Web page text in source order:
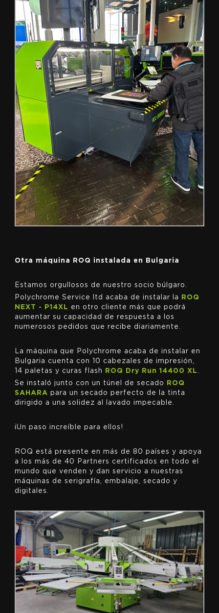
Otra máquina ROQ instalada en Bulgaria
Estamos orgullosos de nuestro socio búlgaro.
Polychrome Service ltd acaba de instalar la
ROQ
NEXT - P14XL en otro cliente más que podrá
aumentar su capacidad de respuesta a los
numerosos pedidos que recibe diariamente.
La máquina que Polychrome acaba de instalar en
Bulgaria cuenta con 10 cabezales de impresión,
14 paletas y curas flash
ROQ Dry Run 14400 XL.
Se instaló junto con un túnel de secado
ROQ
SAHARA para un secado perfecto de la tinta
dirigido a una solidez al lavado impecable.
¡Un paso increíble para ellos!
ROQ está presente en más de 80 países y apoya
a los más de 40 Partners certificados en todo el
mundo que venden y dan servicio a nuestras
máquinas de serigrafía, embalaje, secado y
digitales.